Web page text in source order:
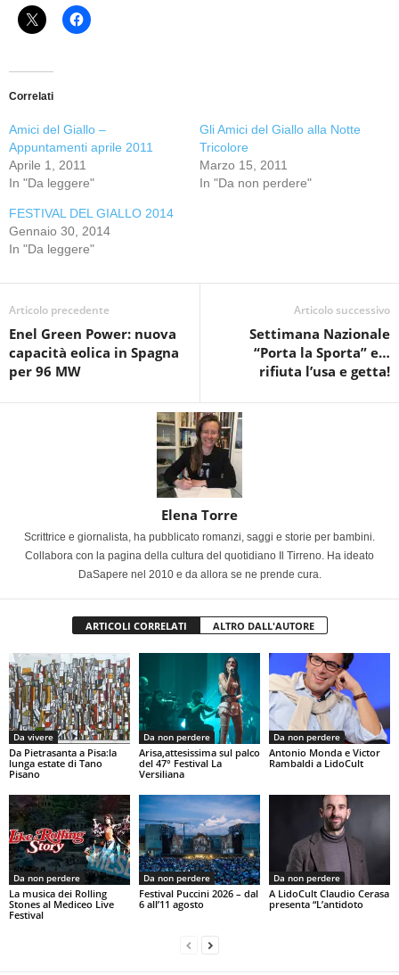
Correlati
Amici del Giallo –
Appuntamenti aprile 2011
Aprile 1, 2011
In "Da leggere"
Gli Amici del Giallo alla Notte
Tricolore
Marzo 15, 2011
In "Da non perdere"
FESTIVAL DEL GIALLO 2014
Gennaio 30, 2014
In "Da leggere"
Articolo precedente
Enel Green Power: nuova
capacità eolica in Spagna
per 96 MW
Articolo successivo
Settimana Nazionale
“Porta la Sporta” e…
rifiuta l’usa e getta!
Elena Torre
Scrittrice e giornalista, ha pubblicato romanzi, saggi e storie per bambini.
Collabora con la pagina della cultura del quotidiano Il Tirreno. Ha ideato
DaSapere nel 2010 e da allora se ne prende cura.
ARTICOLI CORRELATI ALTRO DALL'AUTORE
Da vivere
Da Pietrasanta a Pisa:la
lunga estate di Tano
Pisano
Da non perdere
Arisa,attesissima sul palco
del 47° Festival La
Versiliana
Da non perdere
Antonio Monda e Victor
Rambaldi a LidoCult
Da non perdere
La musica dei Rolling
Stones al Mediceo Live
Festival
Da non perdere
Festival Puccini 2026 – dal
6 all’11 agosto
Da non perdere
A LidoCult Claudio Cerasa
presenta “L’antidoto